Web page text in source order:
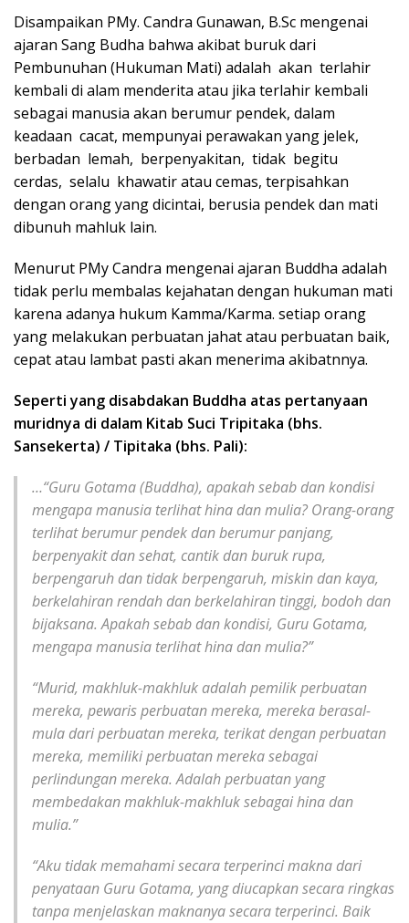
Disampaikan PMy. Candra Gunawan, B.Sc mengenai
ajaran Sang Budha bahwa akibat buruk dari
Pembunuhan (Hukuman Mati) adalah akan terlahir
kembali di alam menderita atau jika terlahir kembali
sebagai manusia akan berumur pendek, dalam
keadaan cacat, mempunyai perawakan yang jelek,
berbadan lemah, berpenyakitan, tidak begitu
cerdas, selalu khawatir atau cemas, terpisahkan
dengan orang yang dicintai, berusia pendek dan mati
dibunuh mahluk lain.
Menurut PMy Candra mengenai ajaran Buddha adalah
tidak perlu membalas kejahatan dengan hukuman mati
karena adanya hukum Kamma/Karma. setiap orang
yang melakukan perbuatan jahat atau perbuatan baik,
cepat atau lambat pasti akan menerima akibatnnya.
Seperti yang disabdakan Buddha atas pertanyaan
muridnya di dalam Kitab Suci Tripitaka (bhs.
Sansekerta) / Tipitaka (bhs. Pali):
…“Guru Gotama (Buddha), apakah sebab dan kondisi
mengapa manusia terlihat hina dan mulia? Orang-orang
terlihat berumur pendek dan berumur panjang,
berpenyakit dan sehat, cantik dan buruk rupa,
berpengaruh dan tidak berpengaruh, miskin dan kaya,
berkelahiran rendah dan berkelahiran tinggi, bodoh dan
bijaksana. Apakah sebab dan kondisi, Guru Gotama,
mengapa manusia terlihat hina dan mulia?”
“Murid, makhluk-makhluk adalah pemilik perbuatan
mereka, pewaris perbuatan mereka, mereka berasal-
mula dari perbuatan mereka, terikat dengan perbuatan
mereka, memiliki perbuatan mereka sebagai
perlindungan mereka. Adalah perbuatan yang
membedakan makhluk-makhluk sebagai hina dan
mulia.”
“Aku tidak memahami secara terperinci makna dari
penyataan Guru Gotama, yang diucapkan secara ringkas
tanpa menjelaskan maknanya secara terperinci. Baik